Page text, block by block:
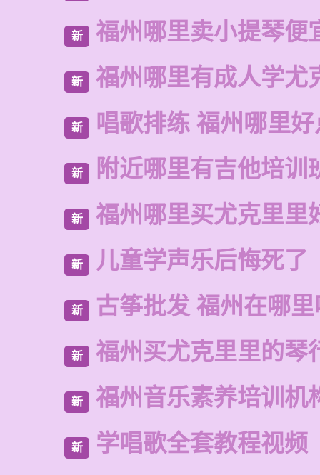
新 福州哪里卖小提琴便
新 福州哪里有成人学尤
新 唱歌排练 福州哪里
新 附近哪里有吉他培训
新 福州哪里买尤克里里
新 儿童学声乐后悔死了
新 古筝批发 福州在哪
新 福州买尤克里里的琴
新 福州音乐素养培训机
新 学唱歌全套教程视频